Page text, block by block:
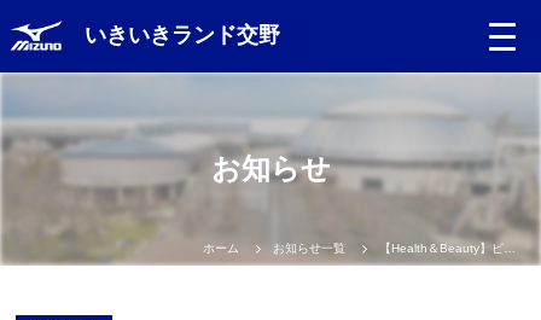
いきいきランド交野
お知らせ
ホーム お知らせ一覧 【Health＆Beauty】ピラティス新教室開講とはじめてのピラティスの時間変更のお知らせ